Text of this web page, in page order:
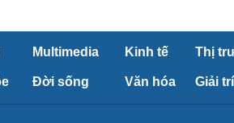
Multimedia Kinh tế Thị
Đời sống Văn hóa Giải trí